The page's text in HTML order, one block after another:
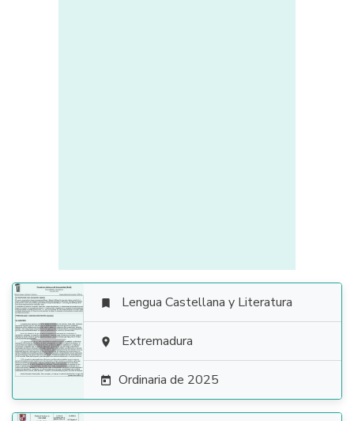

 Lengua Castellana y Literatura
 Extremadura
 Ordinaria de 2025